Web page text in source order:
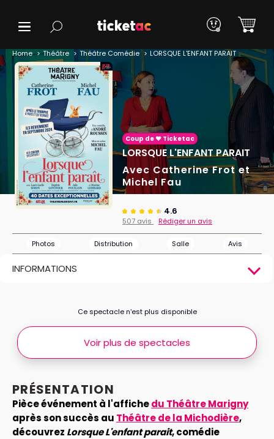
Home Théâtre Théâtre Comédie LORSQUE L'ENFANT PARAIT
Coup de ❤️ Ticketac
LORSQUE L'ENFANT PARAIT
Avec Catherine Frot et
Michel Fau
4.6
507 avis Rédiger un avis
Photos Distribution Salle Avis
INFORMATIONS
PRÉSENTATION
Pièce événement à l'affichedu Théâtre Marigny
après son succès au Théâtre de la Michodière,
découvrez Lorsque L'enfant parait, comédie
Ce spectacle n’est plus disponible
Voir plus de spectacles